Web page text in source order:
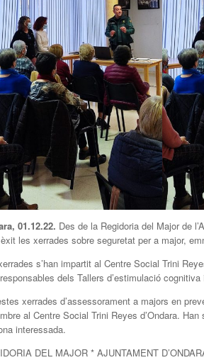
01.12.22. Des de la Regidoria del Major de
les xerrades sobre seguretat per a major,
s’han impartit al Centre Social Trini
dels Tallers d’estimulació
xerrades d’assessorament a majors en
al Centre Social Trini Reyes d’Ondara.
interessada.
DEL MAJOR * AJUNTAMENT